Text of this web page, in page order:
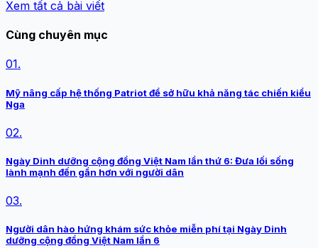
Xem tất cả bài viết
Cùng chuyên mục
01.
Mỹ nâng cấp hệ thống Patriot để sở hữu khả năng tác chiến kiểu
Nga
02.
Ngày Dinh dưỡng cộng đồng Việt Nam lần thứ 6: Đưa lối sống
lành mạnh đến gần hơn với người dân
03.
Người dân hào hứng khám sức khỏe miễn phí tại Ngày Dinh
dưỡng cộng đồng Việt Nam lần 6